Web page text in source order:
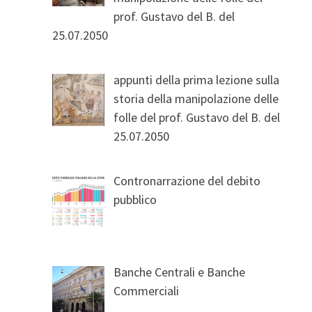
prof. Gustavo del B. del
25.07.2050
appunti della prima lezione sulla
storia della manipolazione delle
folle del prof. Gustavo del B. del
25.07.2050
Contronarrazione del debito
pubblico
Banche Centrali e Banche
Commerciali